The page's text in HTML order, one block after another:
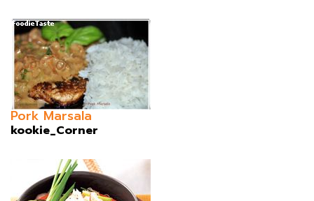
Pork Marsala
kookie_Corner